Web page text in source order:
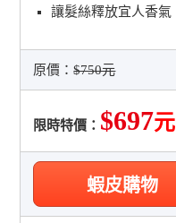
讓髮絲釋放宜人香氣
原價：$750元
限時特價： $697元
蝦皮購物